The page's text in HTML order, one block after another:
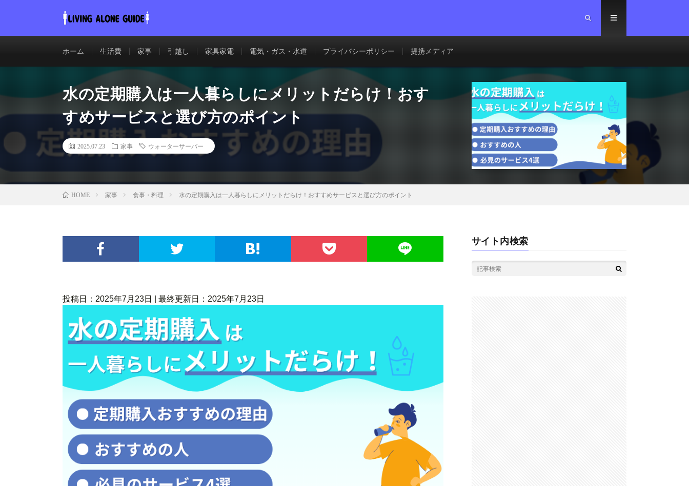
ホーム 生活費 家事 引越し 家具家電 電気・ガス・水道 プライバシーポリシー 提携メディア
水の定期購入は一人暮らしにメリットだらけ！おす
すめサービスと選び方のポイント
2025.07.23 家事 ウォーターサーバー
HOME 家事 食事・料理 水の定期購入は一人暮らしにメリットだらけ！おすすめサービスと選び方のポイント
投稿日：2025年7月23日 | 最終更新日：2025年7月23日
サイト内検索